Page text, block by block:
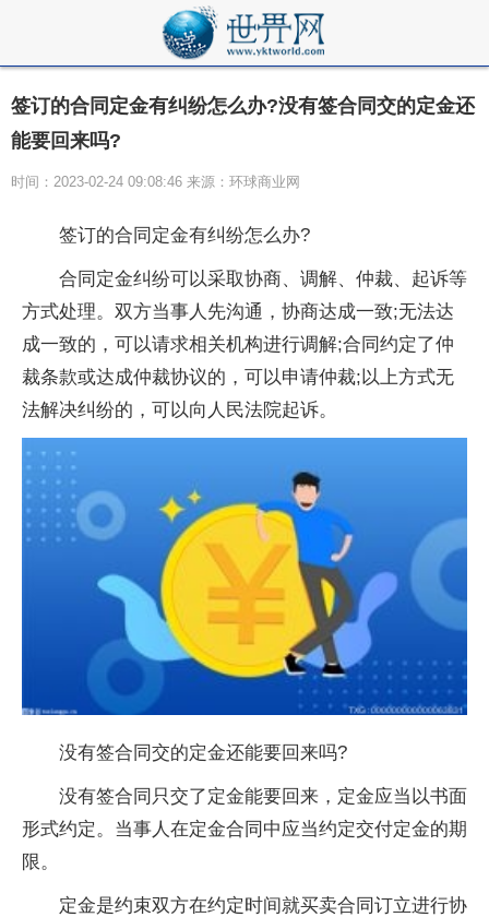
签订的合同定金有纠纷怎么办?没有签合同交的定金还
能要回来吗?
时间：2023-02-24 09:08:46 来源：环球商业网
签订的合同定金有纠纷怎么办?
合同定金纠纷可以采取协商、调解、仲裁、起诉等
方式处理。双方当事人先沟通，协商达成一致;无法达
成一致的，可以请求相关机构进行调解;合同约定了仲
裁条款或达成仲裁协议的，可以申请仲裁;以上方式无
法解决纠纷的，可以向人民法院起诉。
没有签合同交的定金还能要回来吗?
没有签合同只交了定金能要回来，定金应当以书面
形式约定。当事人在定金合同中应当约定交付定金的期
限。
定金是约束双方在约定时间就买卖合同订立进行协